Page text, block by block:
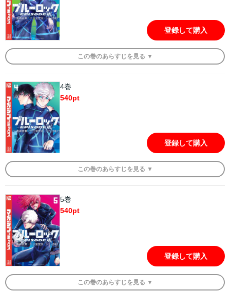
登録して購入
この巻のあらすじを 見る ▼
4巻
540pt
登録して購入
この巻のあらすじを 見る ▼
5巻
540pt
登録して購入
この巻のあらすじを 見る ▼